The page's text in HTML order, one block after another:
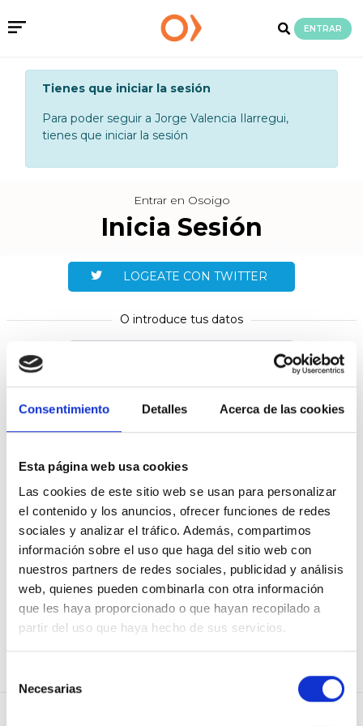
Consentimiento Detalles Acerca de las cookies
Esta página web usa cookies
Las cookies de este sitio web se usan para personalizar
el contenido y los anuncios, ofrecer funciones de redes
sociales y analizar el tráfico. Además, compartimos
información sobre el uso que haga del sitio web con
nuestros partners de redes sociales, publicidad y análisis
web, quienes pueden combinarla con otra información
que les haya proporcionado o que hayan recopilado a
partir del uso que haya hecho de sus servicios.
Necesarias
ENTRAR
Tienes que iniciar la sesión
Para poder seguir a Jorge Valencia Ilarregui,
tienes que iniciar la sesión
Entrar en Osoigo
Inicia Sesión
LOGEATE CON TWITTER
O introduce tus datos
Recuérdame
He olvidado mi contraseña
¿No eres usuario de Osoigo?¡Únete!